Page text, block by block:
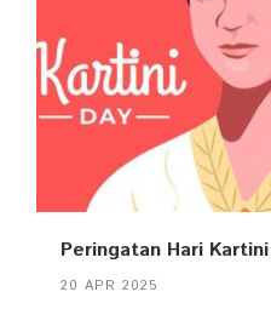
Peringatan Hari Kartini
20 APR 2025